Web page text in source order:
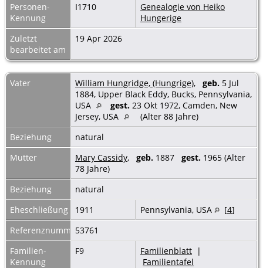
Personen-
Kennung
I1710
Genealogie von Heiko
Hungerige
Zuletzt
bearbeitet am
19 Apr 2026
Vater William Hungridge, (Hungrige), geb. 5 Jul
1884, Upper Black Eddy, Bucks, Pennsylvania,
USA
gest. 23 Okt 1972, Camden, New
Jersey, USA
(Alter 88 Jahre)
Beziehung
natural
Mutter
Mary Cassidy, geb. 1887 gest. 1965 (Alter
78 Jahre)
Beziehung
natural
Eheschließung
1911 Pennsylvania, USA [4]
Referenznummer53761
Familien-
Kennung
F9 Familienblatt |
Familientafel